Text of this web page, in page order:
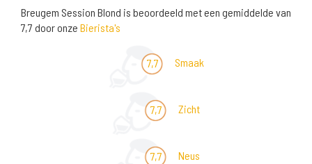
Breugem Session Blond is beoordeeld met een gemiddelde van
7,7 door onze Bierista's
7,7 Smaak
7,7 Zicht
7,7 Neus